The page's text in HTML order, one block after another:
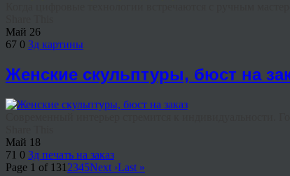
Май 26
67 0 3д картины
Женские скульптуры, бюст на
Май 18
71 0 3д печать на заказ
Page 1 of 131 2345Next ›Last »